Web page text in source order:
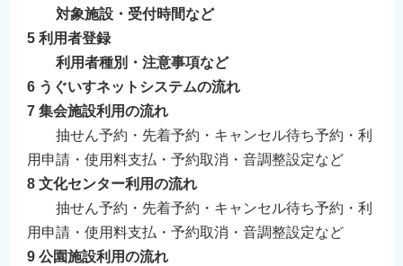
対象施設・受付時間など
5 利用者登録
利用者種別・注意事項など
6 うぐいすネットシステムの流れ
7 集会施設利用の流れ
抽せん予約・先着予約・キャンセル待ち予約・利
用申請・使用料支払・予約取消・音調整設定など
8 文化センター利用の流れ
抽せん予約・先着予約・キャンセル待ち予約・利
用申請・使用料支払・予約取消・音調整設定など
9 公園施設利用の流れ
Filipino